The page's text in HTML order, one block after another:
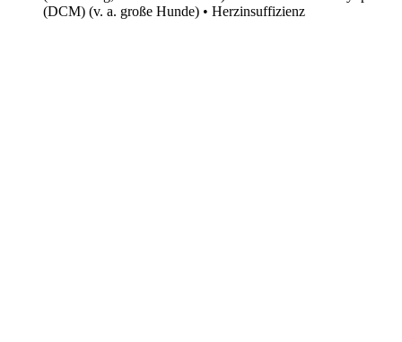
(DCM) (v. a. große Hunde) • Herzinsuffizienz